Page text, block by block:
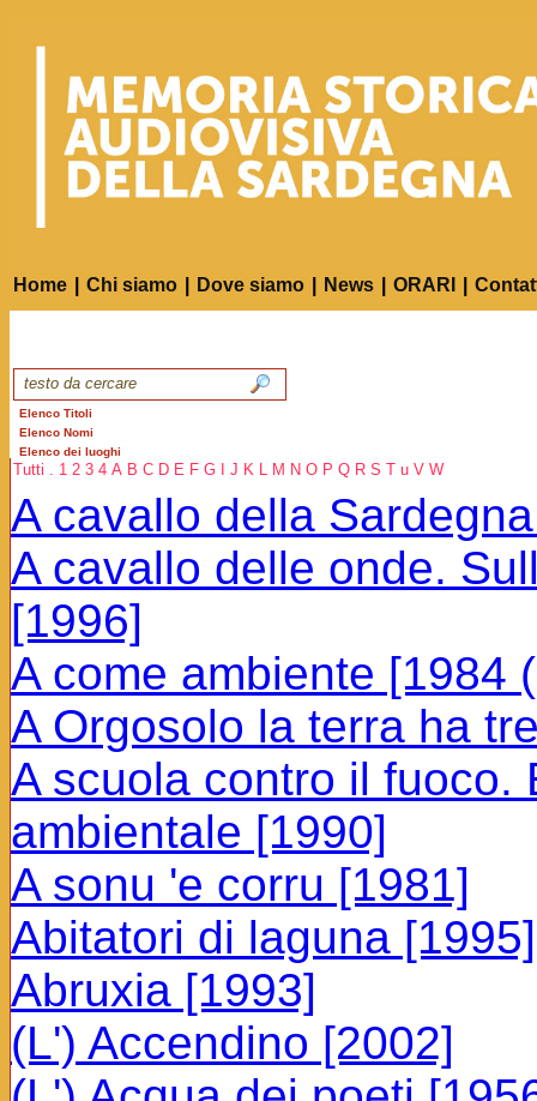
Home Chi siamo Dove siamo News ORARI
Elenco Titoli
Elenco Nomi
Elenco dei luoghi
Tutti . 1 2 3 4 A B C D E F G J K L M N O P Q R S T u V W
A cavallo della
A cavallo delle onde.
[1996]
A come ambiente [1984
A Orgosolo la terra ha
A scuola contro il fuoco.
ambientale [1990]
A sonu 'e corru [1981]
Abitatori di laguna [1995]
Abruxia [1993]
(L') Accendino [2002]